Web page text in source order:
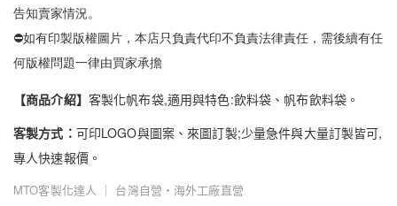
告知賣家情況。
⛔如有印製版權圖片，本店只負責代印不負責法律責任，需後續有任
何版權問題一律由買家承擔
【商品介紹】 客製化帆布袋,適用與特色:飲料袋、帆布飲料袋。
客製方式： 可印LOGO與圖案、來圖訂製;少量急件與大量訂製皆可,
專人快速報價。
MTO客製化達人 ｜ 台灣自營・海外工廠直營